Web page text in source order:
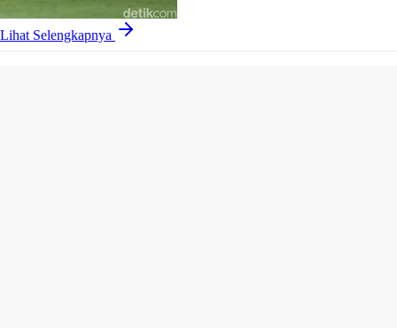
Lihat Selengkapnya